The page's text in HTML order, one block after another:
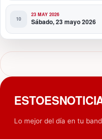
23 MAY 2026
Sábado, 23 mayo 2026
Lo mejor del día en tu